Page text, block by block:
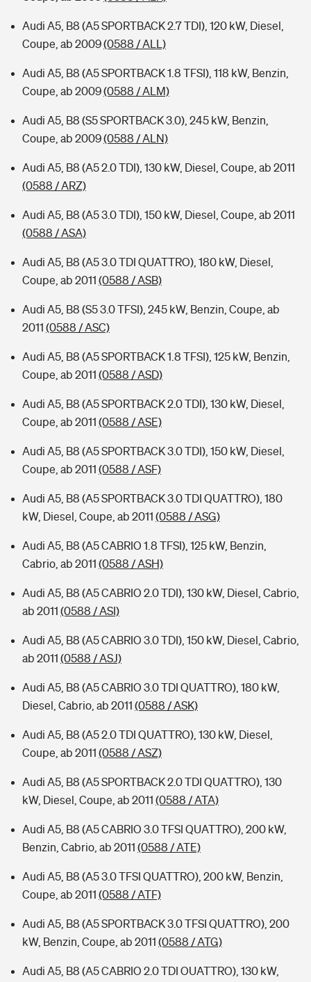
Audi A5, B8 (A5 SPORTBACK 2.7 TDI), 120 kW, Diesel,
Coupe, ab 2009(0588 / ALL)
Audi A5, B8 (A5 SPORTBACK 1.8 TFSI), 118 kW, Benzin,
Coupe, ab 2009(0588 / ALM)
Audi A5, B8 (S5 SPORTBACK 3.0), 245 kW, Benzin,
Coupe, ab 2009(0588 / ALN)
Audi A5, B8 (A5 2.0 TDI), 130 kW, Diesel, Coupe, ab 2011
(0588 / ARZ)
Audi A5, B8 (A5 3.0 TDI), 150 kW, Diesel, Coupe, ab 2011
(0588 / ASA)
Audi A5, B8 (A5 3.0 TDI QUATTRO), 180 kW, Diesel,
Coupe, ab 2011 (0588 / ASB)
Audi A5, B8 (S5 3.0 TFSI), 245 kW, Benzin, Coupe, ab
2011 (0588 / ASC)
Audi A5, B8 (A5 SPORTBACK 1.8 TFSI), 125 kW, Benzin,
Coupe, ab 2011 (0588 / ASD)
Audi A5, B8 (A5 SPORTBACK 2.0 TDI), 130 kW, Diesel,
Coupe, ab 2011 (0588 / ASE)
Audi A5, B8 (A5 SPORTBACK 3.0 TDI), 150 kW, Diesel,
Coupe, ab 2011 (0588 / ASF)
Audi A5, B8 (A5 SPORTBACK 3.0 TDI QUATTRO), 180
kW, Diesel, Coupe, ab 2011 (0588 / ASG)
Audi A5, B8 (A5 CABRIO 1.8 TFSI), 125 kW, Benzin,
Cabrio, ab 2011 (0588 / ASH)
Audi A5, B8 (A5 CABRIO 2.0 TDI), 130 kW, Diesel, Cabrio,
ab 2011 (0588 / ASI)
Audi A5, B8 (A5 CABRIO 3.0 TDI), 150 kW, Diesel, Cabrio,
ab 2011 (0588 / ASJ)
Audi A5, B8 (A5 CABRIO 3.0 TDI QUATTRO), 180 kW,
Diesel, Cabrio, ab 2011 (0588 / ASK)
Audi A5, B8 (A5 2.0 TDI QUATTRO), 130 kW, Diesel,
Coupe, ab 2011 (0588 / ASZ)
Audi A5, B8 (A5 SPORTBACK 2.0 TDI QUATTRO), 130
kW, Diesel, Coupe, ab 2011 (0588 / ATA)
Audi A5, B8 (A5 CABRIO 3.0 TFSI QUATTRO), 200 kW,
Benzin, Cabrio, ab 2011 (0588 / ATE)
Audi A5, B8 (A5 3.0 TFSI QUATTRO), 200 kW, Benzin,
Coupe, ab 2011 (0588 / ATF)
Audi A5, B8 (A5 SPORTBACK 3.0 TFSI QUATTRO), 200
kW, Benzin, Coupe, ab 2011 (0588 / ATG)
Audi A5, B8 (A5 CABRIO 2.0 TDI OUATTRO), 130 kW,